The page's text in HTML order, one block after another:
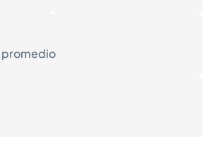
promedio